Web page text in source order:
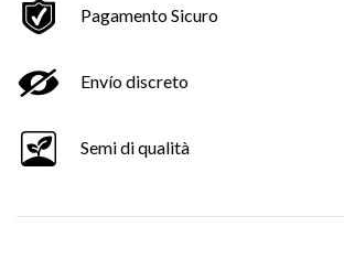
Pagamento Sicuro
Envío discreto
Semi di qualità